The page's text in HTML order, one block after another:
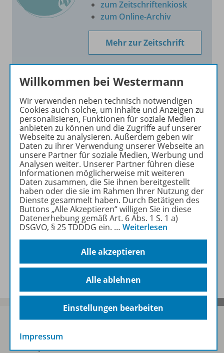
zum Zeitschriftenkiosk
zum Online-Archiv
Mehr zur Zeitschrift
Produktinformationen
Inhalte
Zugehörige Produkte
Ergänzende Materialien
Benachrichtigungs-Service
Sofort profitieren
Willkommen bei Westermann
Wir verwenden neben technisch notwendigen
Cookies auch solche, um Inhalte und Anzeigen zu
personalisieren, Funktionen für soziale Medien
anbieten zu können und die Zugriffe auf unserer
Webseite zu analysieren. Außerdem geben wir
Daten zu ihrer Verwendung unserer Webseite an
unsere Partner für soziale Medien, Werbung und
Analysen weiter. Unserer Partner führen diese
Informationen möglicherweise mit weiteren
Daten zusammen, die Sie ihnen bereitgestellt
haben oder die sie im Rahmen Ihrer Nutzung der
Dienste gesammelt haben. Durch Betätigen des
Buttons „Alle Akzeptieren“ willigen Sie in diese
Datenerhebung gemäß Art. 6 Abs. 1 S. 1 a)
DSGVO, § 25 TDDDG ein. … Weiterlesen
Alle akzeptieren
Alle ablehnen
Einstellungen bearbeiten
Impressum